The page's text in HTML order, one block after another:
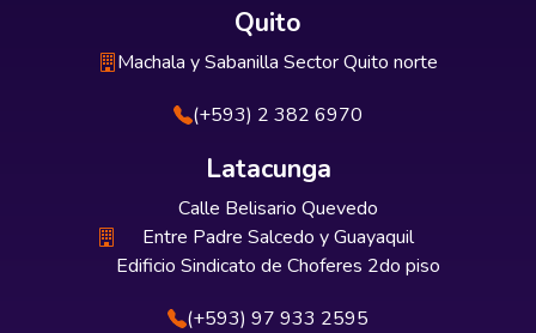
Quito
Machala y Sabanilla Sector Quito norte
(+593) 2 382 6970
Latacunga
Calle Belisario Quevedo
Entre Padre Salcedo y Guayaquil
Edificio Sindicato de Choferes 2do piso
(+593) 97 933 2595